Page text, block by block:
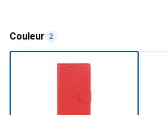
Couleur 2